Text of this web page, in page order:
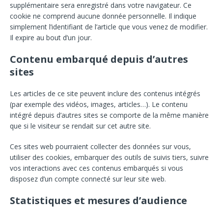
supplémentaire sera enregistré dans votre navigateur. Ce
cookie ne comprend aucune donnée personnelle. Il indique
simplement l’identifiant de l’article que vous venez de modifier.
Il expire au bout d’un jour.
Contenu embarqué depuis d’autres
sites
Les articles de ce site peuvent inclure des contenus intégrés
(par exemple des vidéos, images, articles…). Le contenu
intégré depuis d’autres sites se comporte de la même manière
que si le visiteur se rendait sur cet autre site.
Ces sites web pourraient collecter des données sur vous,
utiliser des cookies, embarquer des outils de suivis tiers, suivre
vos interactions avec ces contenus embarqués si vous
disposez d’un compte connecté sur leur site web.
Statistiques et mesures d’audience